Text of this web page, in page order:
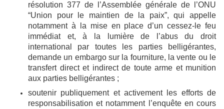
résolution 377 de l’Assemblée générale de l’ONU
“Union pour le maintien de la paix”, qui appelle
notamment à la mise en place d’un cessez-le feu
immédiat et, à la lumière de l’abus du droit
international par toutes les parties belligérantes,
demande un embargo sur la fourniture, la vente ou le
transfert direct et indirect de toute arme et munition
aux parties belligérantes ;
soutenir publiquement et activement les efforts de
responsabilisation et notamment l’enquête en cours